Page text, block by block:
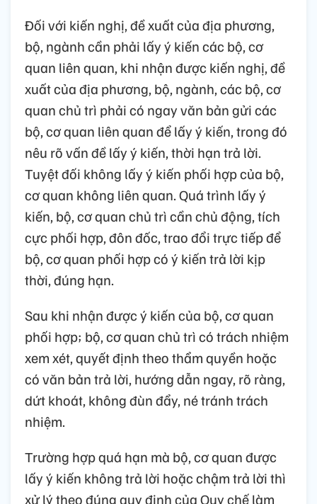
Đối với kiến nghị, đề xuất của địa phương,
bộ, ngành cần phải lấy ý kiến các bộ, cơ
quan liên quan, khi nhận được kiến nghị, đề
xuất của địa phương, bộ, ngành, các bộ, cơ
quan chủ trì phải có ngay văn bản gửi các
bộ, cơ quan liên quan để lấy ý kiến, trong đó
nêu rõ vấn đề lấy ý kiến, thời hạn trả lời.
Tuyệt đối không lấy ý kiến phối hợp của bộ,
cơ quan không liên quan. Quá trình lấy ý
kiến, bộ, cơ quan chủ trì cần chủ động, tích
cực phối hợp, đôn đốc, trao đổi trực tiếp để
bộ, cơ quan phối hợp có ý kiến trả lời kịp
thời, đúng hạn.
Sau khi nhận được ý kiến của bộ, cơ quan
phối hợp; bộ, cơ quan chủ trì có trách nhiệm
xem xét, quyết định theo thẩm quyền hoặc
có văn bản trả lời, hướng dẫn ngay, rõ ràng,
dứt khoát, không đùn đẩy, né tránh trách
nhiệm.
Trường hợp quá hạn mà bộ, cơ quan được
lấy ý kiến không trả lời hoặc chậm trả lời thì
xử lý theo đúng quy định của Quy chế làm